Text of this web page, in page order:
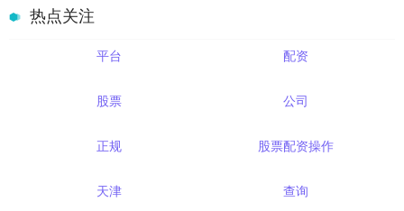
热点关注
平台 配资
股票 公司
正规 股票配资操作
天津 查询